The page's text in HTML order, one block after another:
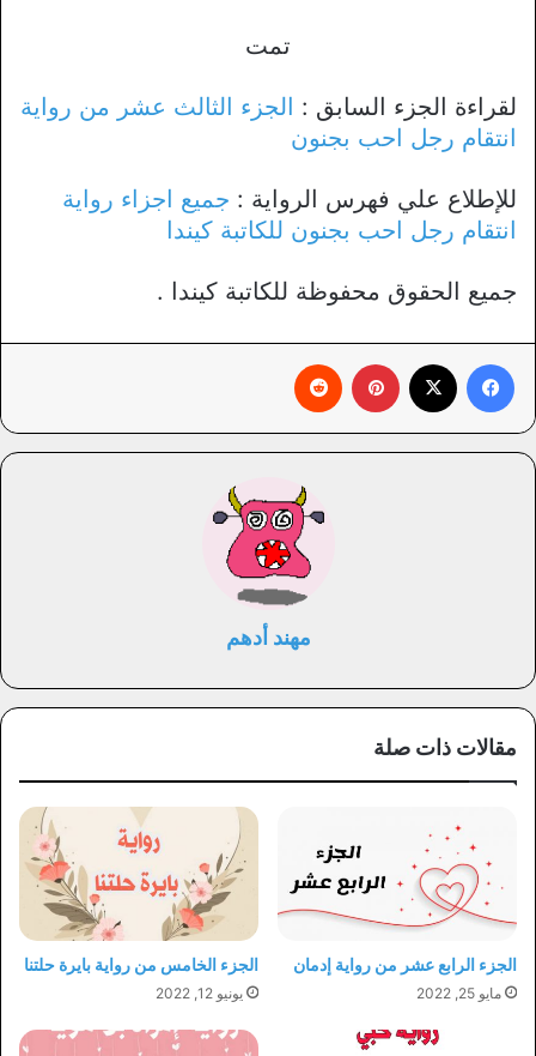
تمت
لقراءة الجزء السابق : الجزء الثالث عشر من رواية
انتقام رجل احب بجنون
للإطلاع علي فهرس الرواية : جميع اجزاء رواية
انتقام رجل احب بجنون للكاتبة كيندا
جميع الحقوق محفوظة للكاتبة كيندا .
مهند أدهم
مقالات ذات صلة
الجزء الرابع عشر من رواية إدمان
مايو 25, 2022
الجزء الخامس من رواية بايرة حلتنا
يونيو 12, 2022